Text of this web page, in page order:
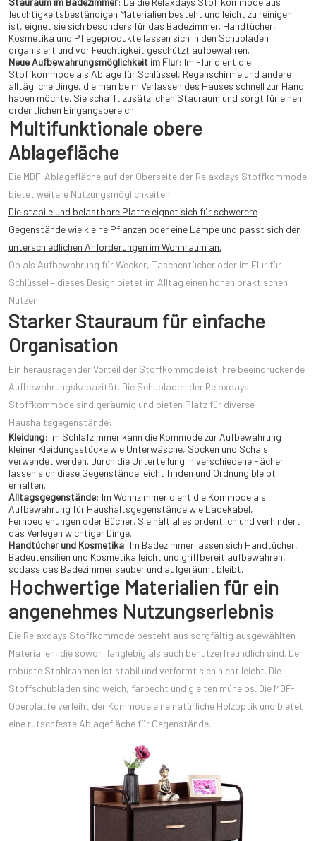
feuchtigkeitsbeständigen Materialien besteht und leicht zu reinigen
ist, eignet sie sich besonders für das Badezimmer. Handtücher,
Kosmetika und Pflegeprodukte lassen sich in den Schubladen
organisiert und vor Feuchtigkeit geschützt aufbewahren.
Neue Aufbewahrungsmöglichkeit im Flur: Im Flur dient die
Stoffkommode als Ablage für Schlüssel, Regenschirme und andere
alltägliche Dinge, die man beim Verlassen des Hauses schnell zur Hand
haben möchte. Sie schafft zusätzlichen Stauraum und sorgt für einen
ordentlichen Eingangsbereich.
Multifunktionale obere
Ablagefläche
Die MDF-Ablagefläche auf der Oberseite der Relaxdays Stoffkommode
bietet weitere Nutzungsmöglichkeiten.
Die stabile und belastbare Platte eignet sich für schwerere
Gegenstände wie kleine Pflanzen oder eine Lampe und passt sich den
unterschiedlichen Anforderungen im Wohnraum an.
Ob als Aufbewahrung für Wecker, Taschentücher oder im Flur für
Schlüssel – dieses Design bietet im Alltag einen hohen praktischen
Nutzen.
Starker Stauraum für einfache
Organisation
Ein herausragender Vorteil der Stoffkommode ist ihre beeindruckende
Aufbewahrungskapazität. Die Schubladen der Relaxdays
Stoffkommode sind geräumig und bieten Platz für diverse
Haushaltsgegenstände:
Kleidung: Im Schlafzimmer kann die Kommode zur Aufbewahrung
kleiner Kleidungsstücke wie Unterwäsche, Socken und Schals
verwendet werden. Durch die Unterteilung in verschiedene Fächer
lassen sich diese Gegenstände leicht finden und Ordnung bleibt
erhalten.
Alltagsgegenstände: Im Wohnzimmer dient die Kommode als
Aufbewahrung für Haushaltsgegenstände wie Ladekabel,
Fernbedienungen oder Bücher. Sie hält alles ordentlich und verhindert
das Verlegen wichtiger Dinge.
Handtücher und Kosmetika: Im Badezimmer lassen sich Handtücher,
Badeutensilien und Kosmetika leicht und griffbereit aufbewahren,
sodass das Badezimmer sauber und aufgeräumt bleibt.
Hochwertige Materialien für ein
angenehmes Nutzungserlebnis
Die Relaxdays Stoffkommode besteht aus sorgfältig ausgewählten
Materialien, die sowohl langlebig als auch benutzerfreundlich sind. Der
robuste Stahlrahmen ist stabil und verformt sich nicht leicht. Die
Stoffschubladen sind weich, farbecht und gleiten mühelos. Die MDF-
Oberplatte verleiht der Kommode eine natürliche Holzoptik und bietet
eine rutschfeste Ablagefläche für Gegenstände.